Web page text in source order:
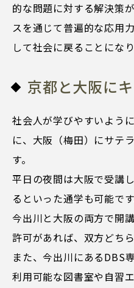
的な問題に対する解決策
スを通じて普遍的な応用
して社会に戻ることになり
京都と大阪に
社会人が学びやすいよう
に、大阪（梅田）にサテ
す。
平日の夜間は大阪で受講
るといった通学も可能です
今出川と大阪の両方で開
許可があれば、双方どち
また、今出川にあるDBS
利用可能な図書室や自習